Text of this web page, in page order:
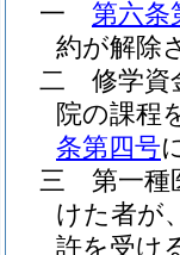
一
第六条
約が解除
二
修学資
院の課程
条第四号
三
第一種
けた者が
許を受け